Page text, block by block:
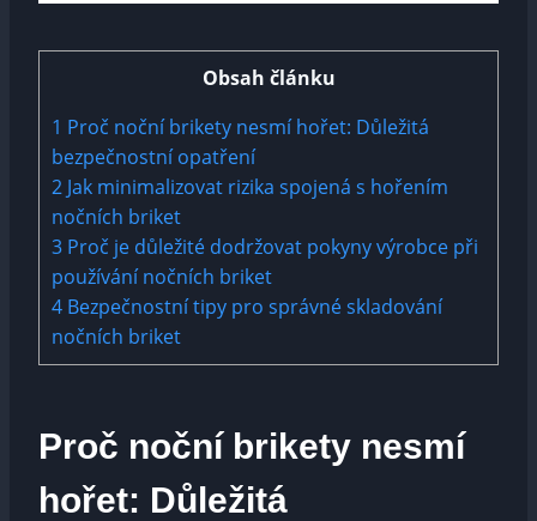
Obsah článku
1 Proč noční brikety nesmí hořet: Důležitá
bezpečnostní opatření
2 Jak minimalizovat rizika spojená s hořením
nočních briket
3 Proč je důležité dodržovat pokyny výrobce při
používání nočních briket
4 Bezpečnostní tipy pro správné skladování
nočních briket
Proč noční brikety nesmí
hořet: Důležitá